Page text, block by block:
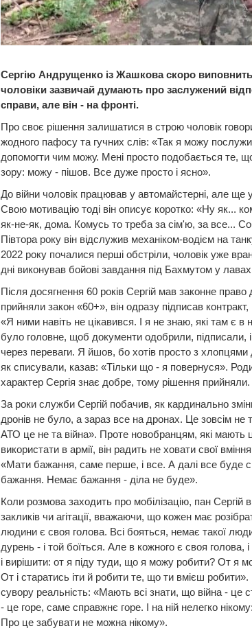
Сергію Андрущенко із Жашкова скоро
чоловіки зазвичай думають про заслужений
справи, але він - на фронті.
Про своє рішення залишатися в строю чоловік
жодного пафосу та гучних слів: «Так я можу
допомогти чим можу. Мені просто подобається те,
зору: можу - пішов. Все дуже просто і ясно».
До війни чоловік працював у автомайстерні, але ще
Свою мотивацію тоді він описує коротко: «Ну як...
як-не-як, дома. Комусь то треба за сім'ю, за все...
Півтора року він відслужив механіком-водієм на
2022 року почалися перші обстріли, чоловік уже
дні виконував бойові завдання під Бахмутом у
Після досягнення 60 років Сергій мав законне
прийняли закон «60+», він одразу підписав
«Я ними навіть не цікавився. І я не знаю, які там є в
було головне, щоб документи одобрили, підписали,
через переваги. Я йшов, бо хотів просто з
як списували, казав: «Тільки що - я повернуся».
характер Сергія знає добре, тому рішення прийняли.
За роки служби Сергій побачив, як кардинально
дронів не було, а зараз все на дронах. Це зовсім не
АТО це не та війна». Проте новобранцям, які мають
використати в армії, він радить не ховати свої
«Мати бажання, саме перше, і все. А далі все буде
бажання. Немає бажання - діла не буде».
Коли розмова заходить про мобілізацію, пан Сергій
закликів чи агітації, вважаючи, що кожен має
людини є своя голова. Всі бояться, немає такої
дурень - і той боїться. Але в кожного є своя голова,
і вирішити: от я піду туди, що я можу робити? От я
От і старатись іти й робити те, що ти вмієш
сувору реальність: «Мають всі знати, що війна - це
- це горе, саме справжнє горе. І на ній нелегко
Про це забувати не можна нікому».